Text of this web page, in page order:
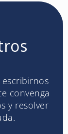
convenga
y resolver